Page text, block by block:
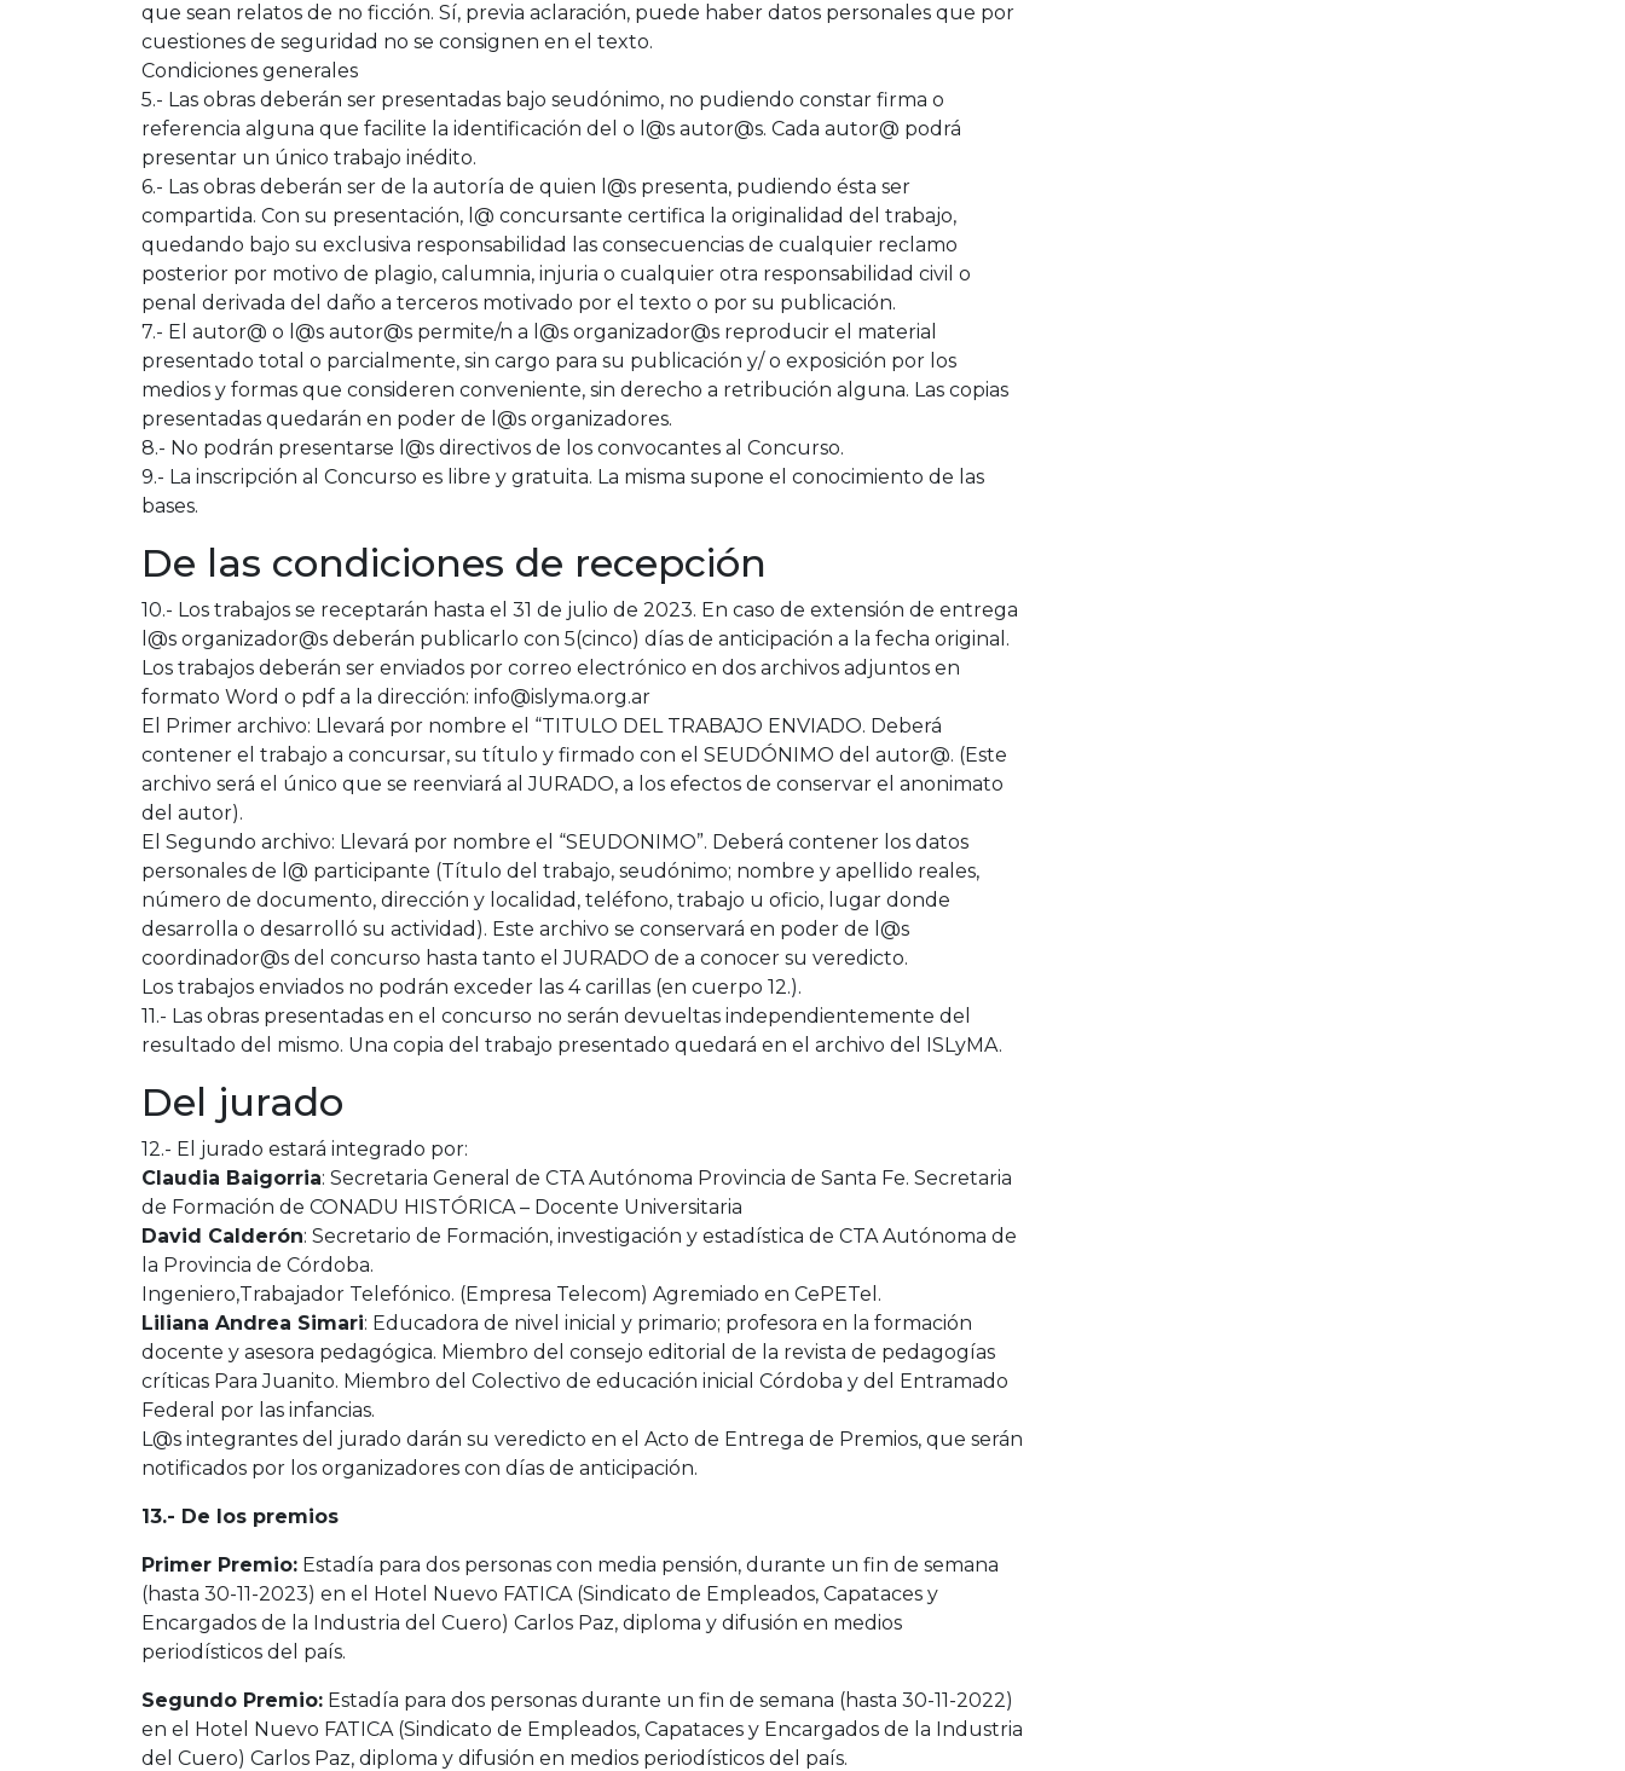
que sean relatos de no ficción. Sí, previa aclaración, puede haber datos personales que por
cuestiones de seguridad no se consignen en el texto.
Condiciones generales
5.- Las obras deberán ser presentadas bajo seudónimo, no pudiendo constar firma o
referencia alguna que facilite la identificación del o l@s autor@s. Cada autor@ podrá
presentar un único trabajo inédito.
6.- Las obras deberán ser de la autoría de quien l@s presenta, pudiendo ésta ser
compartida. Con su presentación, l@ concursante certifica la originalidad del trabajo,
quedando bajo su exclusiva responsabilidad las consecuencias de cualquier reclamo
posterior por motivo de plagio, calumnia, injuria o cualquier otra responsabilidad civil o
penal derivada del daño a terceros motivado por el texto o por su publicación.
7.- El autor@ o l@s autor@s permite/n a l@s organizador@s reproducir el material
presentado total o parcialmente, sin cargo para su publicación y/ o exposición por los
medios y formas que consideren conveniente, sin derecho a retribución alguna. Las copias
presentadas quedarán en poder de l@s organizadores.
8.- No podrán presentarse l@s directivos de los convocantes al Concurso.
9.- La inscripción al Concurso es libre y gratuita. La misma supone el conocimiento de las
bases.
De las condiciones de recepción
10.- Los trabajos se receptarán hasta el 31 de julio de 2023. En caso de extensión de entrega
l@s organizador@s deberán publicarlo con 5(cinco) días de anticipación a la fecha original.
Los trabajos deberán ser enviados por correo electrónico en dos archivos adjuntos en
formato Word o pdf a la dirección: info@islyma.org.ar
El Primer archivo: Llevará por nombre el “TITULO DEL TRABAJO ENVIADO. Deberá
contener el trabajo a concursar, su título y firmado con el SEUDÓNIMO del autor@. (Este
archivo será el único que se reenviará al JURADO, a los efectos de conservar el anonimato
del autor).
El Segundo archivo: Llevará por nombre el “SEUDONIMO”. Deberá contener los datos
personales de l@ participante (Título del trabajo, seudónimo; nombre y apellido reales,
número de documento, dirección y localidad, teléfono, trabajo u oficio, lugar donde
desarrolla o desarrolló su actividad). Este archivo se conservará en poder de l@s
coordinador@s del concurso hasta tanto el JURADO de a conocer su veredicto.
Los trabajos enviados no podrán exceder las 4 carillas (en cuerpo 12.).
11.- Las obras presentadas en el concurso no serán devueltas independientemente del
resultado del mismo. Una copia del trabajo presentado quedará en el archivo del ISLyMA.
Del jurado
12.- El jurado estará integrado por:
Claudia Baigorria: Secretaria General de CTA Autónoma Provincia de Santa Fe. Secretaria
de Formación de CONADU HISTÓRICA – Docente Universitaria
David Calderón: Secretario de Formación, investigación y estadística de CTA Autónoma de
la Provincia de Córdoba.
Ingeniero,Trabajador Telefónico. (Empresa Telecom) Agremiado en CePETel.
Liliana Andrea Simari: Educadora de nivel inicial y primario; profesora en la formación
docente y asesora pedagógica. Miembro del consejo editorial de la revista de pedagogías
críticas Para Juanito. Miembro del Colectivo de educación inicial Córdoba y del Entramado
Federal por las infancias.
L@s integrantes del jurado darán su veredicto en el Acto de Entrega de Premios, que serán
notificados por los organizadores con días de anticipación.
13.- De los premios
Primer Premio: Estadía para dos personas con media pensión, durante un fin de semana
(hasta 30-11-2023) en el Hotel Nuevo FATICA (Sindicato de Empleados, Capataces y
Encargados de la Industria del Cuero) Carlos Paz, diploma y difusión en medios
periodísticos del país.
Segundo Premio: Estadía para dos personas durante un fin de semana (hasta 30-11-2022)
en el Hotel Nuevo FATICA (Sindicato de Empleados, Capataces y Encargados de la Industria
del Cuero) Carlos Paz, diploma y difusión en medios periodísticos del país.